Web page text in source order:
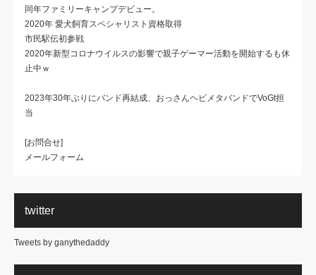
同年ファミリーキャンプデビュー。
2020年 愛犬飼育スペシャリスト資格取得
市民駅伝初参戦
2020年新型コロナウイルスの影響で親子ゲーマー活動を開始するも休
止中ｗ
2023年30年ぶりにバンド再結成、おっさんヘビメタバンドでVoGt担
当
[お問合せ]
メールフォーム
twitter
Tweets by ganythedaddy